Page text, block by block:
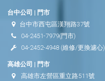
台中公司 | 門市
台中市西屯區漢翔路37號
04-2451-7979(門市)
04-2452-4948 (維修/更換濾心)
高雄公司 | 門市
高雄市左營區重立路511號